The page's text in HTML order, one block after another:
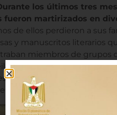
los últimos tres
martirizados en
de ellos perdieron a sus
y manuscritos literarios
miembros de grupos
Abdel Fattah Al-Atresh de
Champions. Además,
y partes de sus